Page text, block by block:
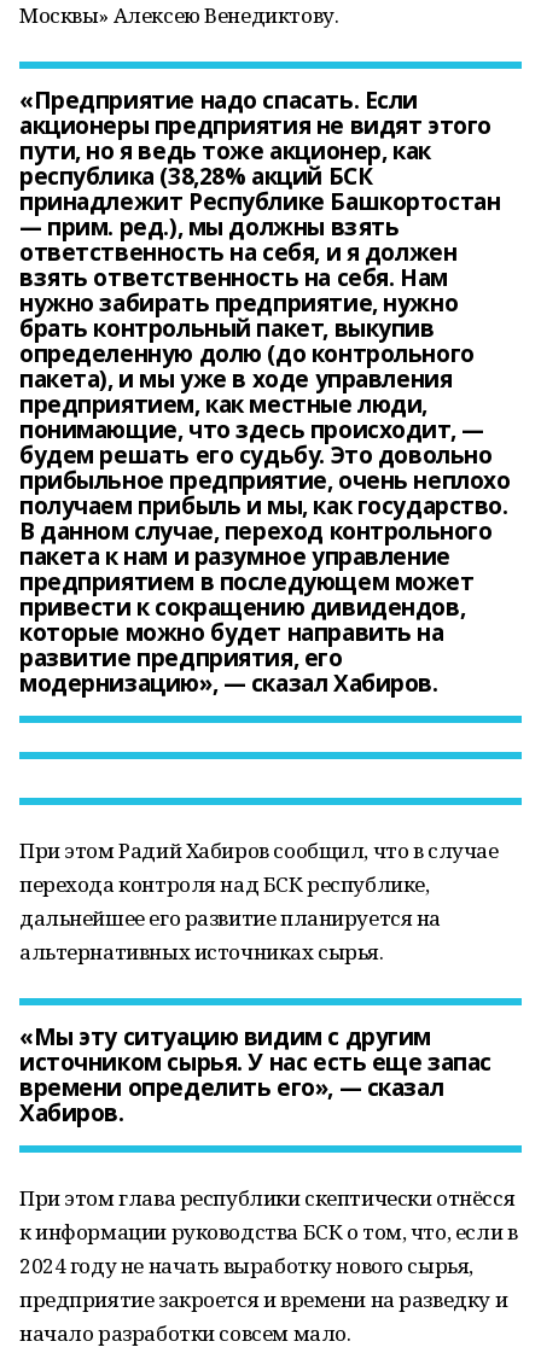
Москвы» Алексею Венедиктову.
«Предприятие надо спасать. Если
акционеры предприятия не видят этого
пути, но я ведь тоже акционер, как
республика (38,28% акций БСК
принадлежит Республике Башкортостан
— прим. ред.), мы должны взять
ответственность на себя, и я должен
взять ответственность на себя. Нам
нужно забирать предприятие, нужно
брать контрольный пакет, выкупив
определенную долю (до контрольного
пакета), и мы уже в ходе управления
предприятием, как местные люди,
понимающие, что здесь происходит, —
будем решать его судьбу. Это довольно
прибыльное предприятие, очень неплохо
получаем прибыль и мы, как государство.
В данном случае, переход контрольного
пакета к нам и разумное управление
предприятием в последующем может
привести к сокращению дивидендов,
которые можно будет направить на
развитие предприятия, его
модернизацию», — сказал Хабиров.
При этом Радий Хабиров сообщил, что в случае
перехода контроля над БСК республике,
дальнейшее его развитие планируется на
альтернативных источниках сырья.
«Мы эту ситуацию видим с другим
источником сырья. У нас есть еще запас
времени определить его», — сказал
Хабиров.
При этом глава республики скептически отнёсся
к информации руководства БСК о том, что, если в
2024 году не начать выработку нового сырья,
предприятие закроется и времени на разведку и
начало разработки совсем мало.